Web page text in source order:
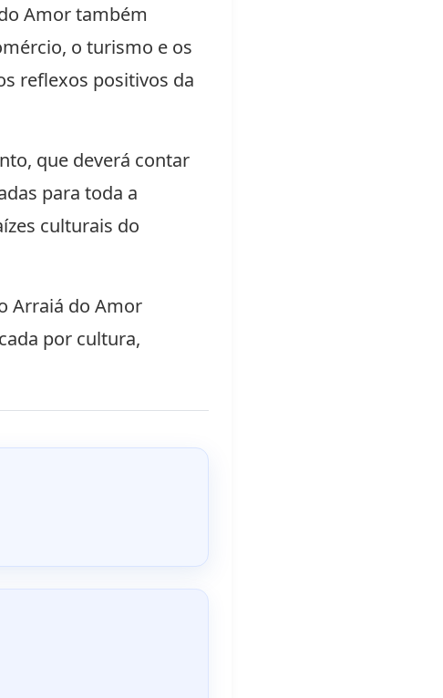
Amor também
o turismo e os
reflexos positivos da
que deverá contar
para toda a
culturais do
Arraiá do Amor
por cultura,